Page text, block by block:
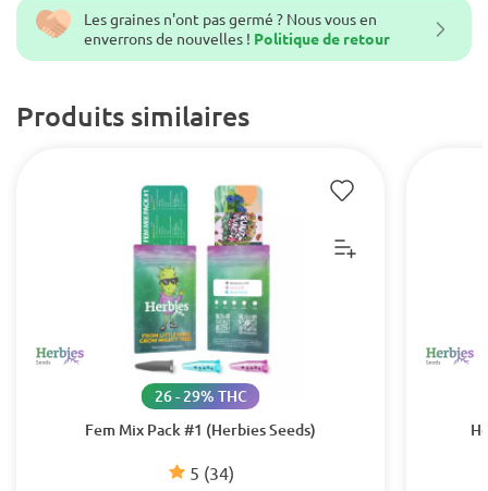
Les graines n'ont pas germé ? Nous vous en
enverrons de nouvelles ! Politique de retour
Produits similaires
Fem Mix Pack #1 (Herbies Seeds)
5 (34)
26 - 29% THC